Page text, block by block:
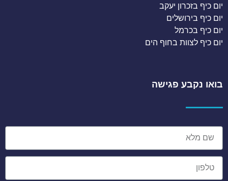
יום כיף בזכרון יעקב
יום כיף בירושלים
יום כיף בכרמל
יום כיף לצוות בחוף הים
בואו נקבע פגישה